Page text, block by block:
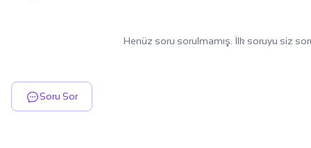
Henüz soru sorulmamış. İlk soruyu siz
Soru Sor